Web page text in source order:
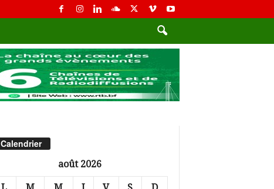
Calendrier
août 2026